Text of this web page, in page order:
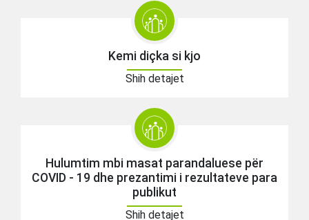
Kemi diçka si kjo
Shih detajet
Hulumtim mbi masat parandaluese për
COVID - 19 dhe prezantimi i rezultateve para
publikut
Shih detajet